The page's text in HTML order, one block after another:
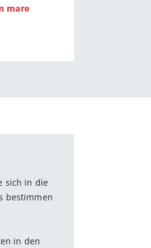
mare
sich in die
bestimmen
in den